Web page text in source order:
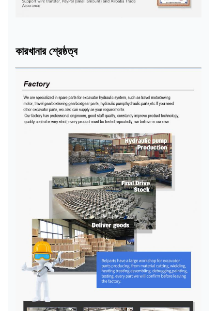
কারখানার শ্রেষ্ঠত্ব